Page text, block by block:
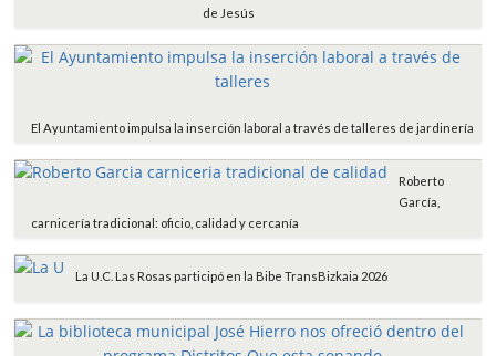
de Jesús
El Ayuntamiento impulsa la inserción laboral a través de talleres de jardinería
Roberto
García,
carnicería tradicional: oficio, calidad y cercanía
La U.C. Las Rosas participó en la Bibe TransBizkaia 2026